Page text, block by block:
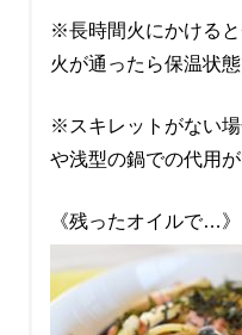
※長時間火にかけると
火が通ったら保温状
※スキレットがない
や浅型の鍋での代用が
《残ったオイルで…》